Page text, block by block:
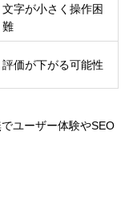
文字が小さく操作困
難
評価が下がる可能性
ユーザー体験やSEO